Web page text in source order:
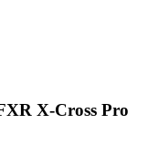
X-Cross Pro